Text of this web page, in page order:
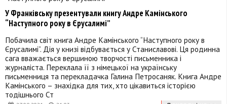
У Франківську презентували книгу Андре Камінського
“Наступного року в Єрусалимі”
Побачила світ книга Андре Камінського “Наступного року в
Єрусалимі”. Дія у книзі відбувається у Станиславові. Ця родинна
сага вважається вершиною творчості письменника і
журналіста. Переклала її з німецької на українську
письменниця та перекладачка Галина Петросаняк. Книга Андре
Камінського – знахідка для тих, хто цікавиться історією
тодішнього Ст